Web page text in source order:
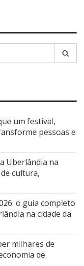
um festival,
pessoas e
Uberlândia na
cultura,
o guia completo
na cidade da
milhares de
de